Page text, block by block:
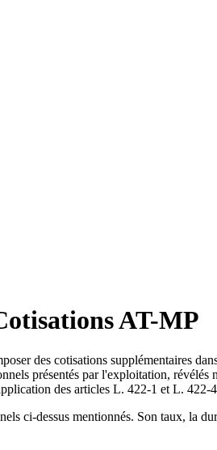
AT-MP
des cotisations supplémentaires
présentés par l'exploitation,
des articles L. 422-1 et L. 422-
ci-dessus mentionnés. Son taux, la